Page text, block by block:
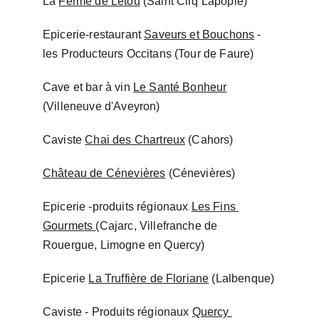
Epicerie-restaurant Saveurs et Bouchons -
les Producteurs Occitans (Tour de Faure)
Cave et bar à vin Le Santé Bonheur
(Villeneuve d'Aveyron)
Caviste Chai des Chartreux (Cahors)
Château de Cénevières (Cénevières)
Epicerie -produits régionaux Les Fins
Gourmets (Cajarc, Villefranche de
Rouergue, Limogne en Quercy)
Epicerie La Truffière de Floriane (Lalbenque)
Caviste - Produits régionaux Quercy